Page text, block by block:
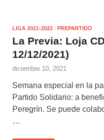
LIGA 2021-2022 / PREPARTIDO
La Previa: Loja
12/12/2021)
diciembre 10, 2021
Semana especial en la
Partido Solidario: a
Peregrín. Se puede
…